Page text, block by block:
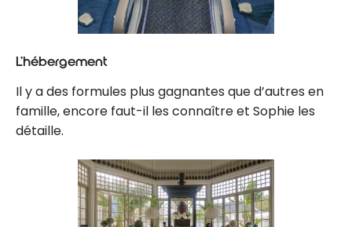
L’hébergement
Il y a des formules plus gagnantes que d’autres en
famille, encore faut-il les connaître et Sophie les
détaille.